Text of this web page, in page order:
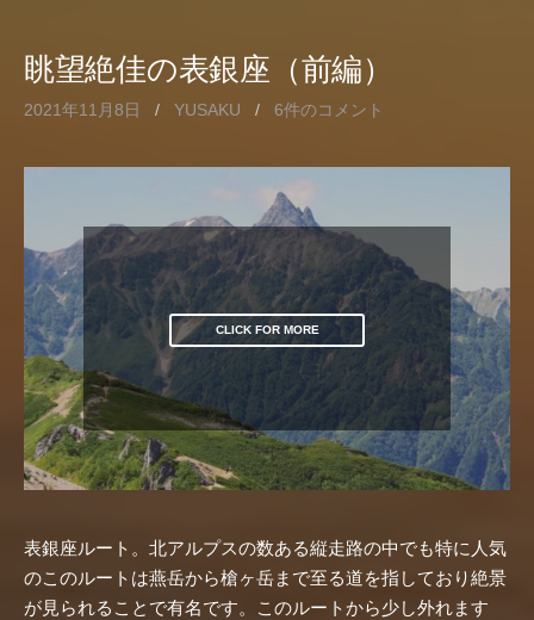
眺望絶佳の表銀座（前編）
2021年11月8日 / YUSAKU / 6件のコメント
CLICK FOR MORE
表銀座ルート。北アルプスの数ある縦走路の中でも特に人気
のこのルートは燕岳から槍ヶ岳まで至る道を指しており絶景
が見られることで有名です。このルートから少し外れます